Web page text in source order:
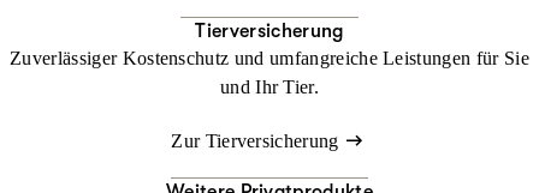
Tierversicherung
Zuverlässiger Kostenschutz und umfangreiche Leistungen für Sie
und Ihr Tier.
Zur Tierversicherung